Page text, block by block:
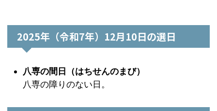
2025年（令和7年）12月10日の選日
八専の間日（はちせんのまび）
八専の障りのない日。